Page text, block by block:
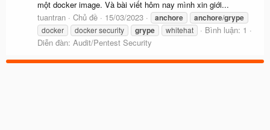
một docker image. Và bài viết hôm nay mình xin giới...
tuantran
Chủ đề 15/03/2023 anchore anchore/grype
docker docker security grype whitehat
Bình luận: 1
Diễn đàn: Audit/Pentest Security